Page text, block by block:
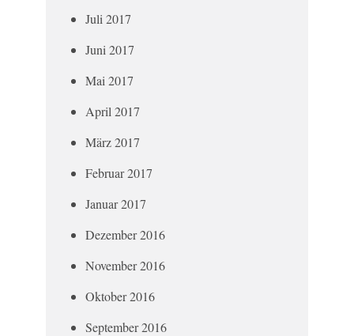
Juli 2017
Juni 2017
Mai 2017
April 2017
März 2017
Februar 2017
Januar 2017
Dezember 2016
November 2016
Oktober 2016
September 2016